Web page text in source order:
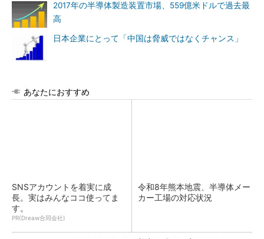
2017年の半導体製造装置市場、559億米ドルで過去最
高
日本企業にとって「中国は脅威ではなくチャンス」
あなたにおすすめ
SNSアカウントを着実に成
長。実はみんなココ使ってま
す。
PR(Dreaw合同会社)
令和8年熊本地震、半導体メー
カー工場の対応状況